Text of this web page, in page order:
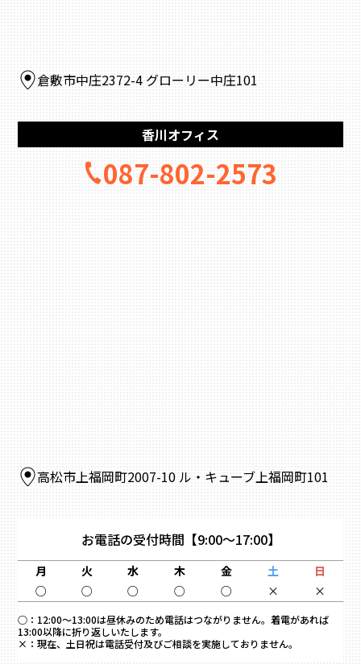
倉敷市中庄2372-4 グローリー中庄101
香川オフィス
087-802-2573
高松市上福岡町2007-10 ル・キューブ上福岡町101
お電話の受付時間 【9:00～17:00】
月 火 水 木 金 土
日
○
○ ○ ○ ○ × ×
○： 12:00～13:00は昼休みのため電話はつながりません。着電があれば
13:00以降に折り返しいたします。
×： 現在、土日祝は電話受付及びご相談を実施しておりません。